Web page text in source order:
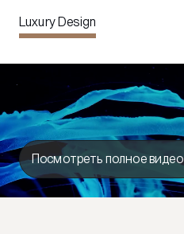
Luxury Design
Посмотреть полное видео